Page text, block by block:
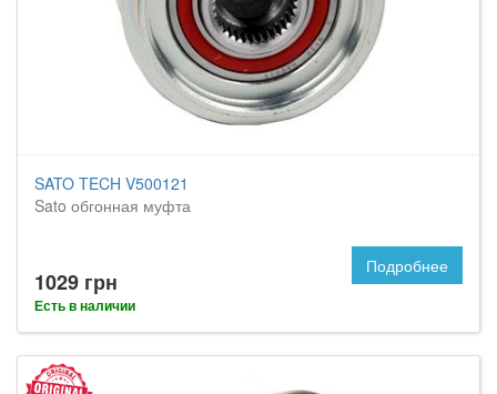
SATO TECH V500121
Sato обгонная муфта
1029 грн
Есть в наличии
Подробнее